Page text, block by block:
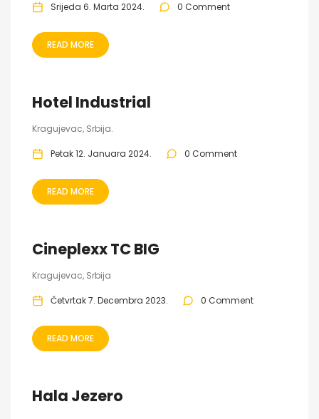
Srijeda 6. Marta 2024. 0 Comment
READ MORE
Hotel Industrial
Kragujevac, Srbija.
Petak 12. Januara 2024. 0 Comment
READ MORE
Cineplexx TC BIG
Kragujevac, Srbija
Četvrtak 7. Decembra 2023. 0 Comment
READ MORE
Hala Jezero